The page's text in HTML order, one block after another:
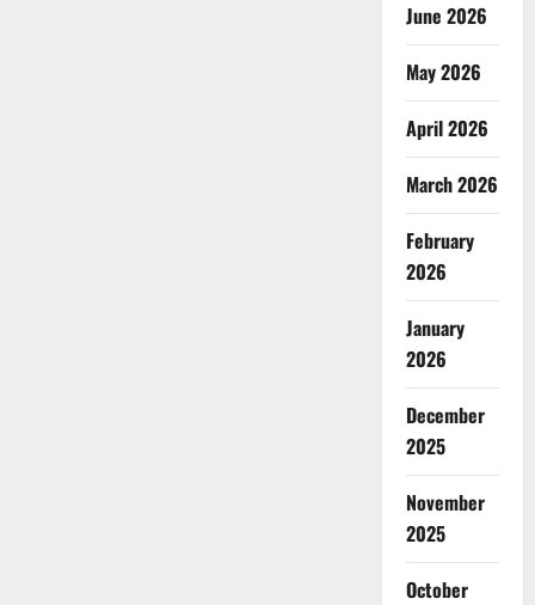
June 2026
May 2026
April 2026
March 2026
February
2026
January
2026
December
2025
November
2025
October